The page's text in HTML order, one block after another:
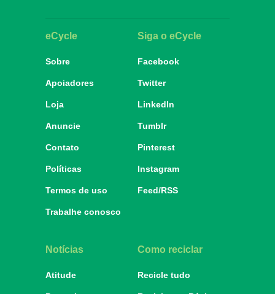
eCycle
Sobre
Apoiadores
Loja
Anuncie
Contato
Políticas
Termos de uso
Trabalhe conosco
Siga o eCycle
Facebook
Twitter
LinkedIn
Tumblr
Pinterest
Instagram
Feed/RSS
Notícias
Atitude
Como reciclar
Recicle tudo